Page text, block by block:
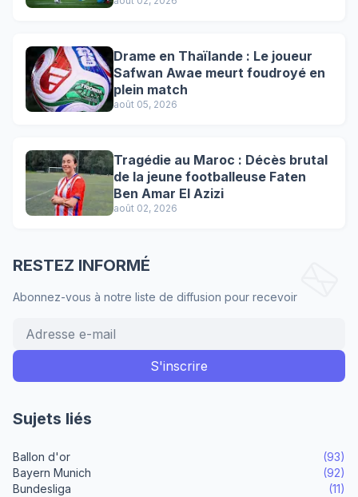
Drame en Thaïlande : Le joueur
Safwan Awae meurt foudroyé en
plein match
août 05, 2026
Tragédie au Maroc : Décès brutal
de la jeune footballeuse Faten
Ben Amar El Azizi
août 02, 2026
RESTEZ INFORMÉ
Abonnez-vous à notre liste de diffusion pour recevoir
Sujets liés
Ballon d'or
(93)
Bayern Munich
(92)
Bundesliga
(11)